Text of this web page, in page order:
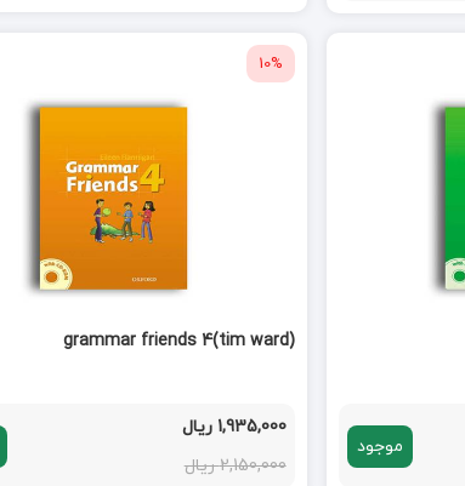
موجود
10%
grammar friends 4(tim ward)
1,935,000 ریال
2,150,000 ریال